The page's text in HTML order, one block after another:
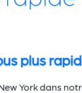
plus
York dans